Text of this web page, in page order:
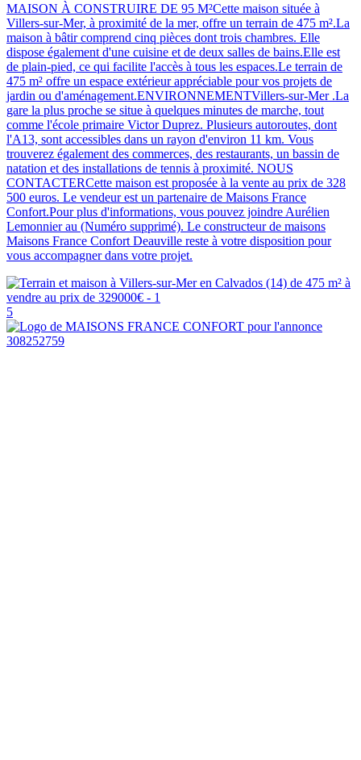
MAISON À CONSTRUIRE DE 95 M²Cette maison située à
Villers-sur-Mer, à proximité de la mer, offre un terrain de 475 m².La
maison à bâtir comprend cinq pièces dont trois chambres. Elle
dispose également d'une cuisine et de deux salles de bains.Elle est
de plain-pied, ce qui facilite l'accès à tous les espaces.Le terrain de
475 m² offre un espace extérieur appréciable pour vos projets de
jardin ou d'aménagement.ENVIRONNEMENTVillers-sur-Mer .La
gare la plus proche se situe à quelques minutes de marche, tout
comme l'école primaire Victor Duprez. Plusieurs autoroutes, dont
l'A13, sont accessibles dans un rayon d'environ 11 km. Vous
trouverez également des commerces, des restaurants, un bassin de
natation et des installations de tennis à proximité. NOUS
CONTACTERCette maison est proposée à la vente au prix de 328
500 euros. Le vendeur est un partenaire de Maisons France
Confort.Pour plus d'informations, vous pouvez joindre Aurélien
Lemonnier au (Numéro supprimé). Le constructeur de maisons
Maisons France Confort Deauville reste à votre disposition pour
vous accompagner dans votre projet.
5